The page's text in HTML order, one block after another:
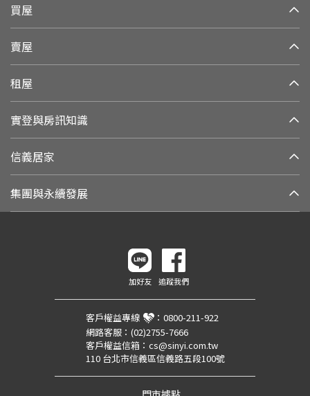
買屋
賣屋
租屋
實登與房訊知識
信義居家
集團與永續發展
加好友 追蹤我們
客戶權益專線 ： 0800-211-922
網路客服： (02)2755-7666
客戶權益信箱： cs@sinyi.com.tw
110 台北市信義區信義路五段100號